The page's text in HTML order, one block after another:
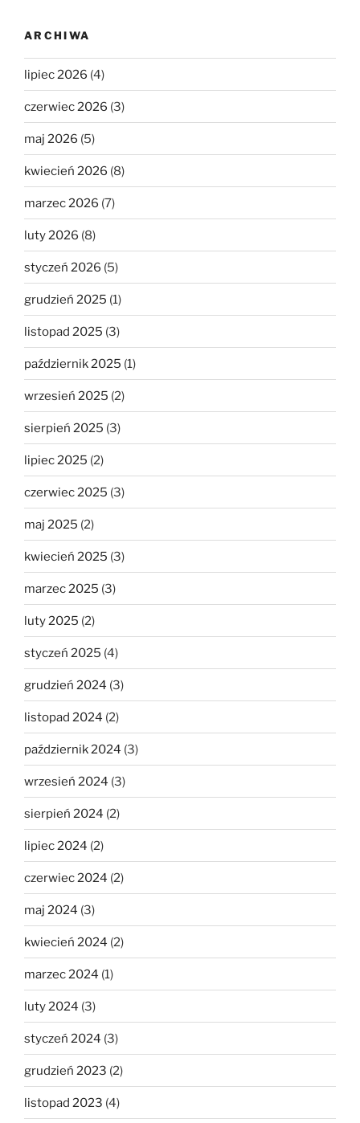
ARCHIWA
lipiec 2026 (4)
czerwiec 2026 (3)
maj 2026 (5)
kwiecień 2026 (8)
marzec 2026 (7)
luty 2026 (8)
styczeń 2026 (5)
grudzień 2025 (1)
listopad 2025 (3)
październik 2025 (1)
wrzesień 2025 (2)
sierpień 2025 (3)
lipiec 2025 (2)
czerwiec 2025 (3)
maj 2025 (2)
kwiecień 2025 (3)
marzec 2025 (3)
luty 2025 (2)
styczeń 2025 (4)
grudzień 2024 (3)
listopad 2024 (2)
październik 2024 (3)
wrzesień 2024 (3)
sierpień 2024 (2)
lipiec 2024 (2)
czerwiec 2024 (2)
maj 2024 (3)
kwiecień 2024 (2)
marzec 2024 (1)
luty 2024 (3)
styczeń 2024 (3)
grudzień 2023 (2)
listopad 2023 (4)